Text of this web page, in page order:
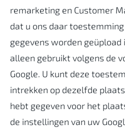
remarketing en Customer
dat u ons daar
gegevens worden geüpload
alleen gebruikt volgens de
Google. U kunt deze
intrekken op dezelfde
hebt gegeven voor het
de instellingen van uw